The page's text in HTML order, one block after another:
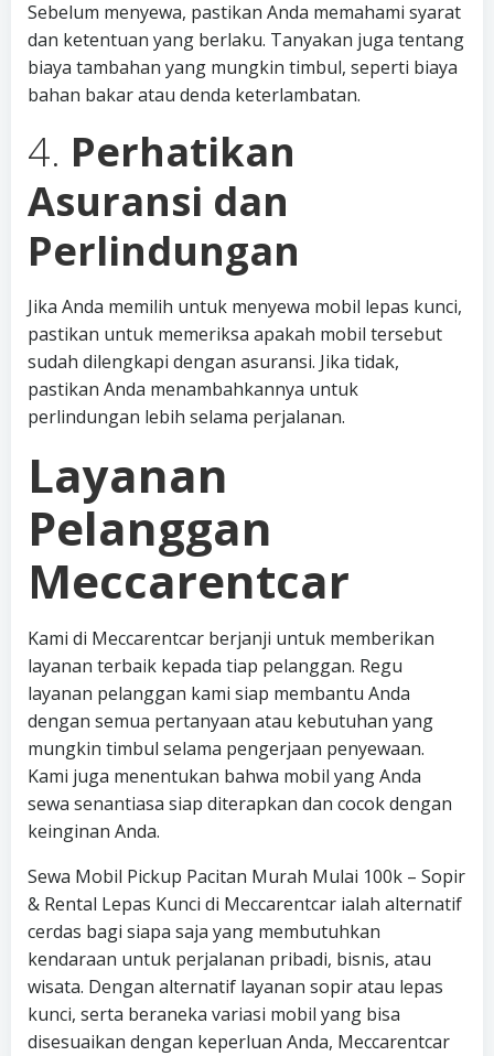
Sebelum menyewa, pastikan Anda memahami syarat
dan ketentuan yang berlaku. Tanyakan juga tentang
biaya tambahan yang mungkin timbul, seperti biaya
bahan bakar atau denda keterlambatan.
4. Perhatikan
Asuransi dan
Perlindungan
Jika Anda memilih untuk menyewa mobil lepas kunci,
pastikan untuk memeriksa apakah mobil tersebut
sudah dilengkapi dengan asuransi. Jika tidak,
pastikan Anda menambahkannya untuk
perlindungan lebih selama perjalanan.
Layanan
Pelanggan
Meccarentcar
Kami di Meccarentcar berjanji untuk memberikan
layanan terbaik kepada tiap pelanggan. Regu
layanan pelanggan kami siap membantu Anda
dengan semua pertanyaan atau kebutuhan yang
mungkin timbul selama pengerjaan penyewaan.
Kami juga menentukan bahwa mobil yang Anda
sewa senantiasa siap diterapkan dan cocok dengan
keinginan Anda.
Sewa Mobil Pickup Pacitan Murah Mulai 100k – Sopir
& Rental Lepas Kunci di Meccarentcar ialah alternatif
cerdas bagi siapa saja yang membutuhkan
kendaraan untuk perjalanan pribadi, bisnis, atau
wisata. Dengan alternatif layanan sopir atau lepas
kunci, serta beraneka variasi mobil yang bisa
disesuaikan dengan keperluan Anda, Meccarentcar